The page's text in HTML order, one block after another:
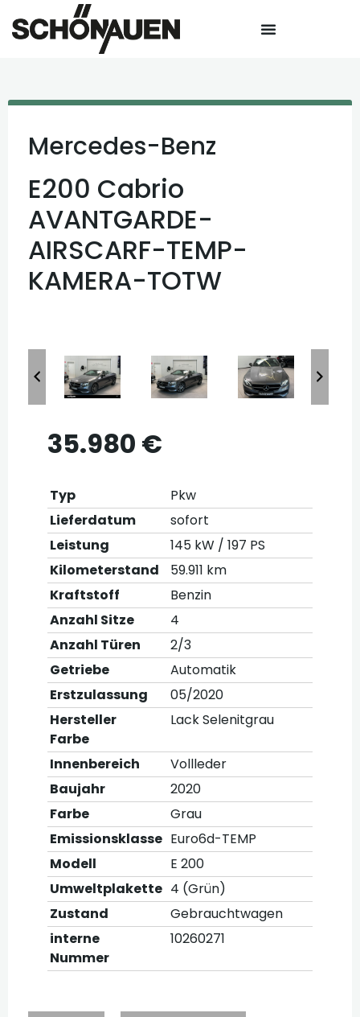
Mercedes-Benz
E200 Cabrio
AVANTGARDE-
AIRSCARF-TEMP-
KAMERA-TOTW
35.980 €
Typ
Pkw
Lieferdatum
sofort
Leistung
145 kW / 197 PS
Kilometerstand
59.911 km
Kraftstoff
Benzin
Anzahl Sitze
4
Anzahl Türen
2/3
Getriebe
Automatik
Erstzulassung
05/2020
Hersteller
Farbe
Lack Selenitgrau
Innenbereich
Vollleder
Baujahr
2020
Farbe
Grau
Emissionsklasse Euro6d-TEMP
Modell
E 200
Umweltplakette 4 (Grün)
Zustand
Gebrauchtwagen
interne
Nummer
10260271